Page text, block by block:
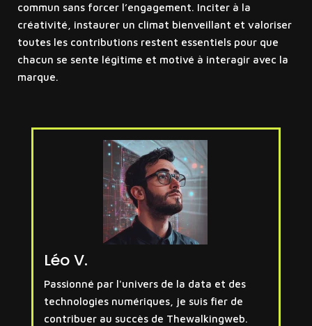
commun sans forcer l’engagement. Inciter à la
créativité, instaurer un climat bienveillant et valoriser
toutes les contributions restent essentiels pour que
chacun se sente légitime et motivé à interagir avec la
marque.
Léo V.
Passionné par l'univers de la data et des
technologies numériques, je suis fier de
contribuer au succès de Thewalkingweb.